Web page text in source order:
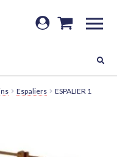
Espaliers
ESPALIER 1